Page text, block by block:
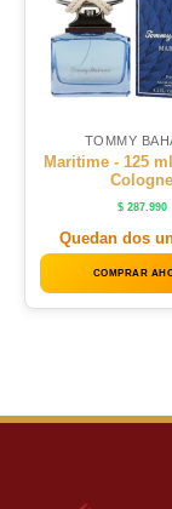
TOMMY
Maritime - 125
Cologne
$287.990
Quedan dos
COMPRAR